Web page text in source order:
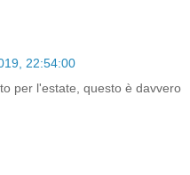
22:54:00
per l'estate, questo è davvero